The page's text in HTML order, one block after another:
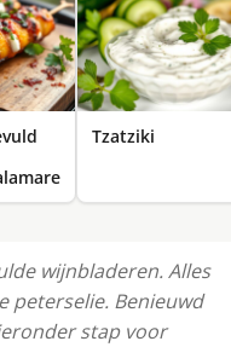
Tzatziki
wijnbladeren. Alles
peterselie. Benieuwd
stap voor